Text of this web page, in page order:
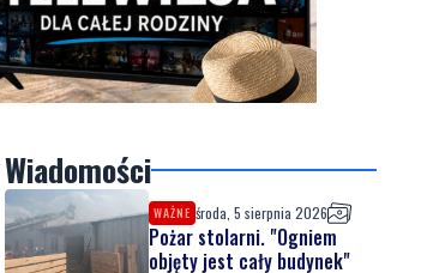
Wiadomości
WAŻNE środa, 5 sierpnia 2026
Pożar stolarni. "Ogniem
objęty jest cały budynek"